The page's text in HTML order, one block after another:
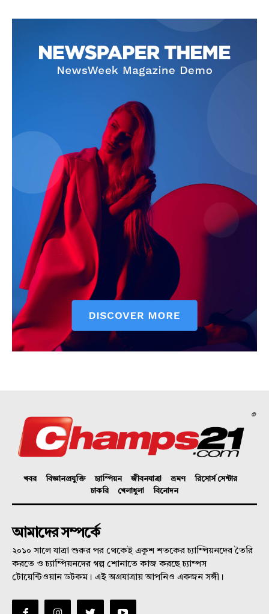
©
খবর বিজ্ঞানপ্রযুক্তি চ্যাম্পিয়ন জীবনযাত্রা ভ্রমণ
রিসোর্স সেন্টার
চাকরি
খেলাধুলা বিনোদন
আমাদের সম্পর্কে
২০১০ সালে যাত্রা শুরুর পর থেকেই একুশ শতকের চ্যাম্পিয়নদের তৈরি
করতে ও চ্যাম্পিয়নদের গল্প শোনাতে কাজ করছে চ্যাম্পস
টোয়েন্টিওয়ান ডটকম। এই অগ্রযাত্রায় আপনিও একজন সঙ্গী।